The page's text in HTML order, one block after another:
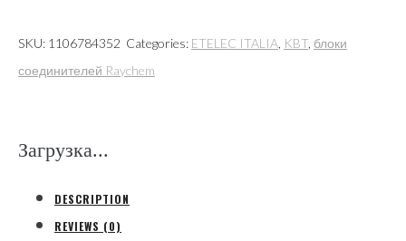
1кВ
3-
сшит.ПЭ
ПВХ
из-
SKU: 1106784352 Categories: ETELEC ITALIA KBT блоки
соединителей Raychem
Загрузка...
DESCRIPTION
REVIEWS (0)